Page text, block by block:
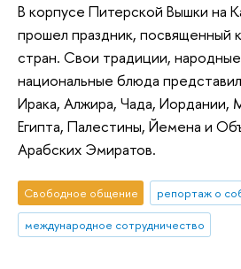
В корпусе Питерской Вышки на
прошел праздник, посвященный
стран. Свои традиции,
национальные блюда
Ирака, Алжира, Чада, Иордании,
Египта, Палестины, Йемена и
Арабских Эмиратов.
Свободное общение
репортаж о
международное сотрудничество